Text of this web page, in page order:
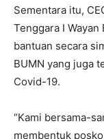
Sementara itu,
Tenggara I
bantuan secara
BUMN yang juga
Covid-19.
“Kami bersama-
membentuk